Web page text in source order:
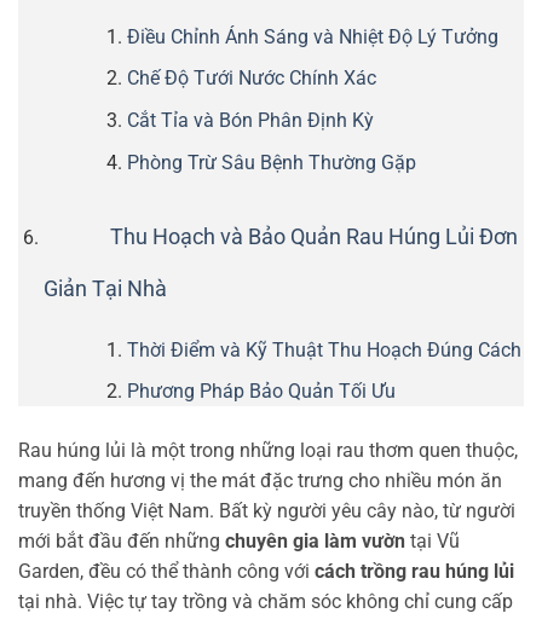
Điều Chỉnh Ánh Sáng và Nhiệt Độ Lý Tưởng
Chế Độ Tưới Nước Chính Xác
Cắt Tỉa và Bón Phân Định Kỳ
Phòng Trừ Sâu Bệnh Thường Gặp
Thu Hoạch và Bảo Quản Rau Húng Lủi Đơn
Giản Tại Nhà
Thời Điểm và Kỹ Thuật Thu Hoạch Đúng Cách
Phương Pháp Bảo Quản Tối Ưu
Rau húng lủi là một trong những loại rau thơm quen thuộc,
mang đến hương vị the mát đặc trưng cho nhiều món ăn
truyền thống Việt Nam. Bất kỳ người yêu cây nào, từ người
mới bắt đầu đến những chuyên gia làm vườn tại Vũ
Garden, đều có thể thành công với cách trồng rau húng lủi
tại nhà. Việc tự tay trồng và chăm sóc không chỉ cung cấp